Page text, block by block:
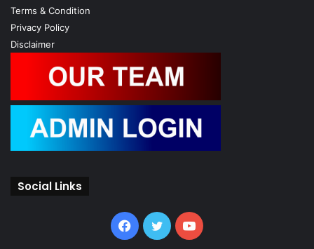
Terms & Condition
Privacy Policy
Disclaimer
Social Links
Facebook
TwitterYouTube